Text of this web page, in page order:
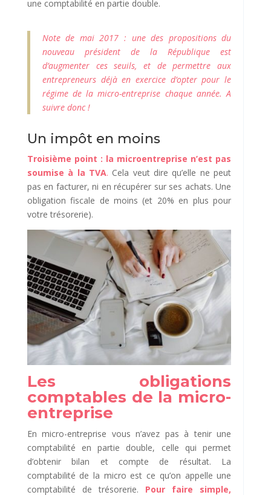
une comptabilité en partie double.
Note de mai 2017 : une des propositions du
nouveau président de la République est
d’augmenter ces seuils, et de permettre aux
entrepreneurs déjà en exercice d’opter pour le
régime de la micro-entreprise chaque année. A
suivre donc !
Un impôt en moins
Troisième point : la microentreprise n’est pas
soumise à la TVA. Cela veut dire qu’elle ne peut
pas en facturer, ni en récupérer sur ses achats. Une
obligation fiscale de moins (et 20% en plus pour
votre trésorerie).
Les obligations
comptables de la micro-
entreprise
En micro-entreprise vous n’avez pas à tenir une
comptabilité en partie double, celle qui permet
d’obtenir bilan et compte de résultat. La
comptabilité de la micro est ce qu’on appelle une
comptabilité de trésorerie. Pour faire simple,